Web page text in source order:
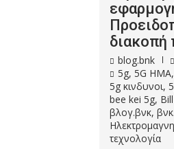
διακοπή
blog.bnk
5g, 5G HMA,
5g κινδυνοι,
bee kei 5g,
βλογ.βνκ,
τεχνολογία